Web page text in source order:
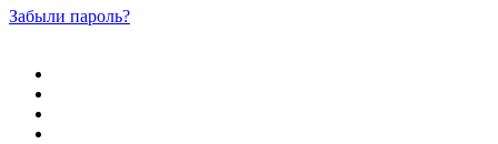
Забыли пароль?